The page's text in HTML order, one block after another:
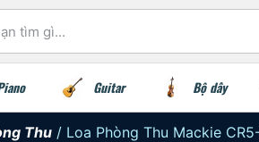
Guitar Bộ dây
Thu / Loa Phòng Thu Mackie